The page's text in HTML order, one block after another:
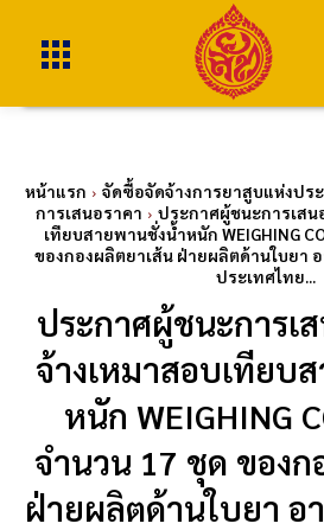
หน้าแรก จัดซื้อจัดจ้างการยาสูบแห่งปร
การเสนอราคา
ประกาศผู้ชนะการเสน
เทียบสายพานชั่งน้ำหนัก WEIGHING
ของกองผลิตยาเส้น ฝ่ายผลิตด้านใบยา
ประเทศไทย...
ประกาศผู้ชนะการเ
จ้างเหมาสอบเทียบ
หนัก WEIGHING
จำนวน 17 ชุด ของก
ฝ่ายผลิตด้านใบยา อ